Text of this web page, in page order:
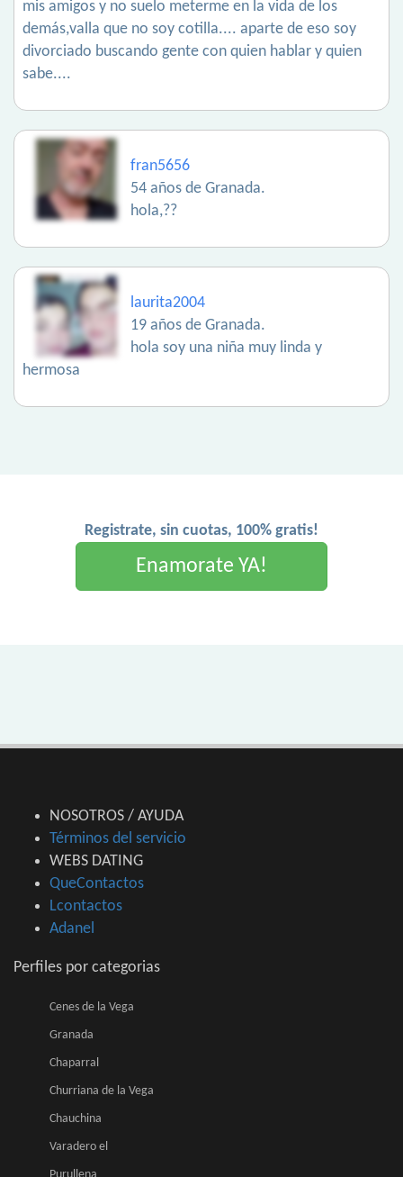
mis amigos y no suelo meterme en la vida de los
demás,valla que no soy cotilla.... aparte de eso soy
divorciado buscando gente con quien hablar y quien
sabe....
fran5656
54 años de Granada.
hola,??
laurita2004
19 años de Granada.
hola soy una niña muy linda y
hermosa
Registrate, sin cuotas, 100% gratis!
Enamorate YA!
NOSOTROS / AYUDA
Términos del servicio
WEBS DATING
QueContactos
Lcontactos
Adanel
Perfiles por categorias
Cenes de la Vega
Granada
Chaparral
Churriana de la Vega
Chauchina
Varadero el